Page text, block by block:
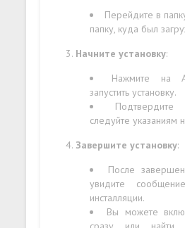
Перейдите в
папку, куда был
Начните установку:
Нажмите на
запустить установку.
следуйте указаниям
Завершите установку:
После
увидите
инсталляции.
Вы можете